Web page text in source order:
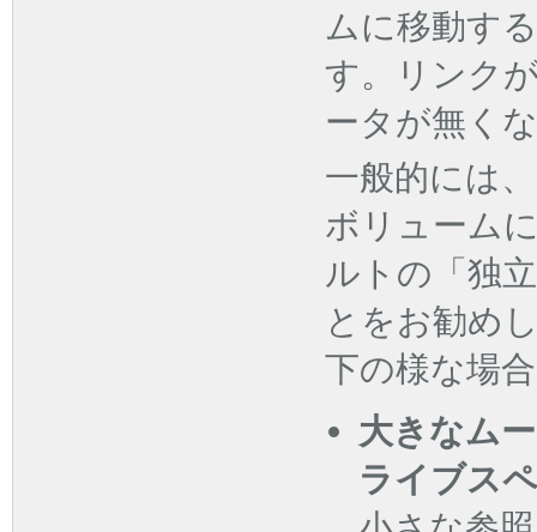
ムに移動す
す。リンク
ータが無く
一般的には
ボリューム
ルトの「独
とをお勧め
下の様な場
大きなム
ライブス